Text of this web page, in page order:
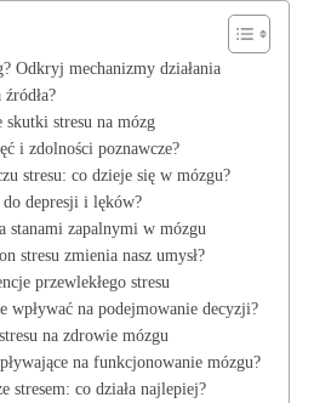
Odkryj mechanizmy działania
stresu na mózg
i zdolności poznawcze?
stresu: co dzieje się w mózgu?
do depresji i lęków?
stanami zapalnymi w mózgu
stresu zmienia nasz umysł?
przewlekłego stresu
wpływać na podejmowanie decyzji?
na zdrowie mózgu
na funkcjonowanie mózgu?
stresem: co działa najlepiej?